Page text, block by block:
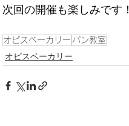
次回の開催も楽しみです！
オピスベーカリー パン教室
オピスベーカリー